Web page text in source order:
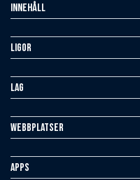
Innehåll
Ligor
Lag
Webbplatser
Apps